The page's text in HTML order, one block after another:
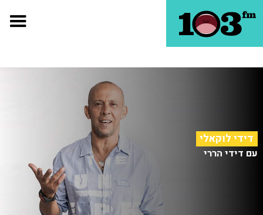
דידי לוקאלי
עם דידי הררי